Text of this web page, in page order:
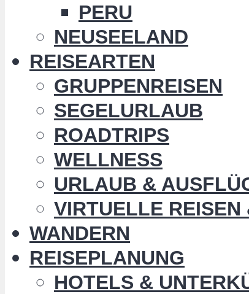
PERU
NEUSEELAND
REISEARTEN
GRUPPENREISEN
SEGELURLAUB
ROADTRIPS
WELLNESS
URLAUB &
VIRTUELLE REISEN
WANDERN
REISEPLANUNG
HOTELS &